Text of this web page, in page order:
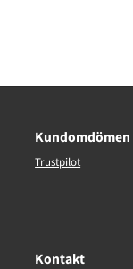
Kundomdömen
Trustpilot
Kontakt